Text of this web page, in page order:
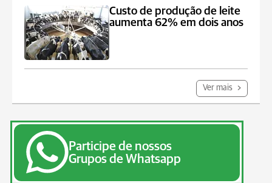
Custo de produção de leite
aumenta 62% em dois anos
Ver mais
Participe de nossos
Grupos de Whatsapp